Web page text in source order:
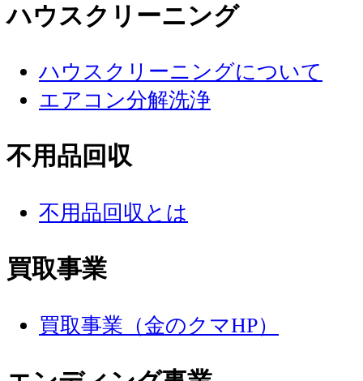
ハウスクリーニング
ハウスクリーニングについて
エアコン分解洗浄
不用品回収
不用品回収とは
買取事業
買取事業（金のクマHP）